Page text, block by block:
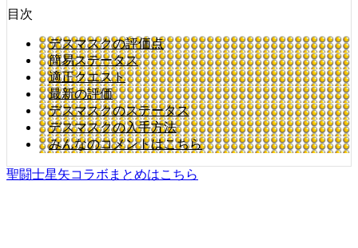
目次
デスマスクの評価点
簡易ステータス
適正クエスト
最新の評価
デスマスクのステータス
デスマスクの入手方法
みんなのコメントはこちら
聖闘士星矢コラボまとめはこちら